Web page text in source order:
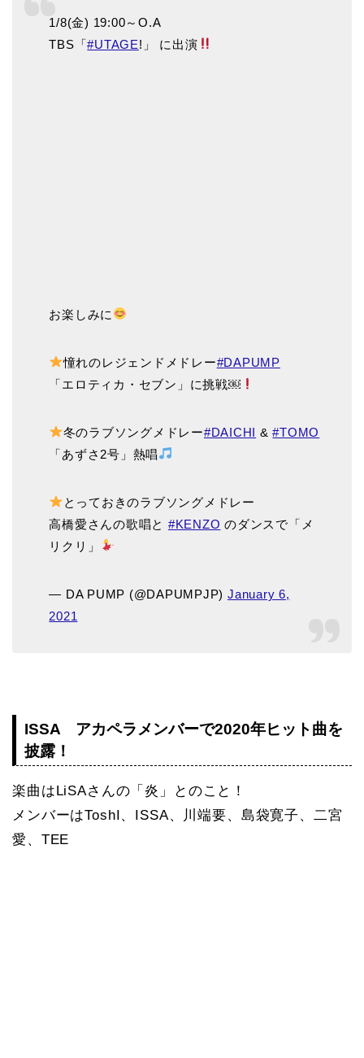
1/8(金) 19:00～O.A
TBS「#UTAGE!」 に出演
お楽しみに
憧れのレジェンドメドレー#DAPUMP
「エロティカ・セブン」に挑戦￼
冬のラブソングメドレー#DAICHI &#TOMO
「あずさ2号」熱唱
とっておきのラブソングメドレー
高橋愛さんの歌唱と #KENZO のダンスで「メ
リクリ」
— DA PUMP (@DAPUMPJP) January 6,
2021
ISSA アカペラメンバーで2020年ヒット曲を
披露！
楽曲はLiSAさんの「炎」とのこと！
メンバーはToshI、ISSA、川端要、島袋寛子、二宮
愛、TEE